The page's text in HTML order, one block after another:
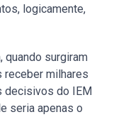
logicamente,
quando surgiram
receber milhares
decisivos do IEM
seria apenas o